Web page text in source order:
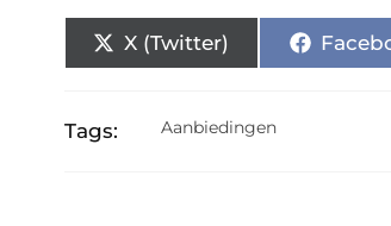
X (Twitter)
Tags: Aanbiedingen